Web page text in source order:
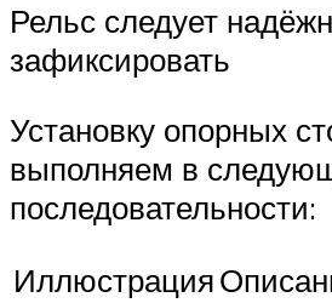
Рельс следует
зафиксировать
Установку опорных
выполняем в
последовательности:
Иллюстрация